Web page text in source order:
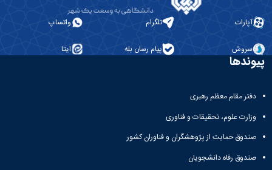
معاونت
معاونت
پژوهشی
معاونت
تکمیلی
آپارات تلگرام واتساپ
سروش پیام رسان بله ایتا
پیوندها
دفتر مقام معظم رهبری
وزارت علوم، تحقیقات و فناوری
صندوق حمایت از پژوهشگران و فناوران کشور
صندوق رفاه دانشجویان